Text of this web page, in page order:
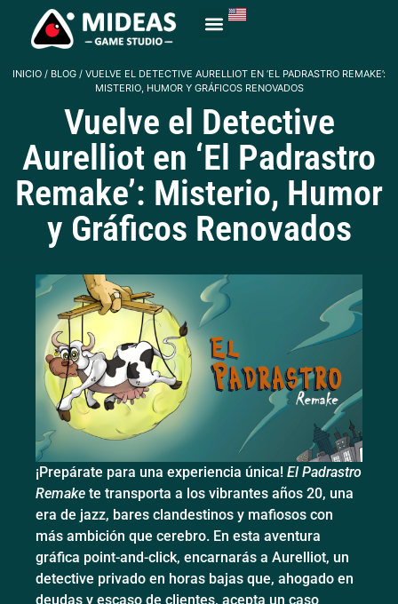
INICIO / BLOG / VUELVE EL DETECTIVE AURELLIOT EN ‘EL PADRASTRO REMAKE’:
MISTERIO, HUMOR Y GRÁFICOS RENOVADOS
Vuelve el Detective
Aurelliot en ‘El Padrastro
Remake’: Misterio, Humor
y Gráficos Renovados
¡Prepárate para una experiencia única! El Padrastro
Remake te transporta a los vibrantes años 20, una
era de jazz, bares clandestinos y mafiosos con
más ambición que cerebro. En esta aventura
gráfica point-and-click, encarnarás a Aurelliot, un
detective privado en horas bajas que, ahogado en
deudas y escaso de clientes, acepta un caso